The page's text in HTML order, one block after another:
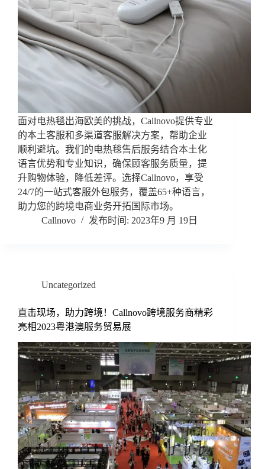
面对电热毯出海欧美的挑战，Callnovo提供专业
的本土客服和多渠道客服解决方案，帮助企业
顺利避坑。我们的电热毯售后服务结合本土化
语言优势和专业知识，确保顾客服务质量，提
升购物体验，降低差评。选择Callnovo，享受
24/7的一站式客服外包服务，覆盖65+种语言，
助力您的跨境电商业务开拓国际市场。
Callnovo
2023年9 月 19日
Uncategorized
直击现场，助力跨境！Callnovo跨境服务商精彩
亮相2023粤港澳服务贸易展